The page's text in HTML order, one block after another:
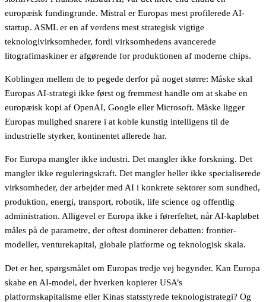
europæisk fundingrunde. Mistral er Europas mest profilerede AI-
startup. ASML er en af verdens mest strategisk vigtige
teknologivirksomheder, fordi virksomhedens avancerede
litografimaskiner er afgørende for produktionen af moderne chips.
Koblingen mellem de to pegede derfor på noget større: Måske skal
Europas AI-strategi ikke først og fremmest handle om at skabe en
europæisk kopi af OpenAI, Google eller Microsoft. Måske ligger
Europas mulighed snarere i at koble kunstig intelligens til de
industrielle styrker, kontinentet allerede har.
For Europa mangler ikke industri. Det mangler ikke forskning. Det
mangler ikke reguleringskraft. Det mangler heller ikke specialiserede
virksomheder, der arbejder med AI i konkrete sektorer som sundhed,
produktion, energi, transport, robotik, life science og offentlig
administration. Alligevel er Europa ikke i førerfeltet, når AI-kapløbet
måles på de parametre, der oftest dominerer debatten: frontier-
modeller, venturekapital, globale platforme og teknologisk skala.
Det er her, spørgsmålet om Europas tredje vej begynder. Kan Europa
skabe en AI-model, der hverken kopierer USA’s
platformskapitalisme eller Kinas statsstyrede teknologistrategi? Og